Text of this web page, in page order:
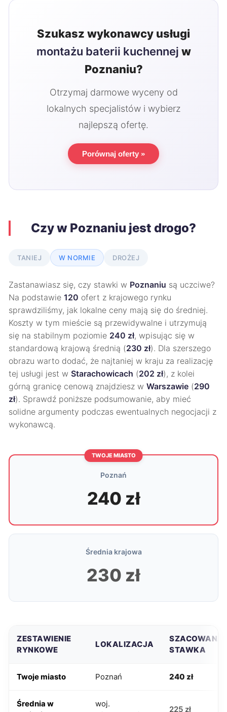
Szukasz wykonawcy usługi
montażu baterii kuchennej w
Poznaniu?
Otrzymaj darmowe wyceny od
lokalnych specjalistów i wybierz
najlepszą ofertę.
Porównaj oferty »
Czy w Poznaniu jest drogo?
TANIEJ W NORMIE DROŻEJ
Zastanawiasz się, czy stawki w Poznaniu są uczciwe?
Na podstawie 120 ofert z krajowego rynku
sprawdziliśmy, jak lokalne ceny mają się do średniej.
Koszty w tym mieście są przewidywalne i utrzymują
się na stabilnym poziomie 240 zł, wpisując się w
standardową krajową średnią (230 zł). Dla szerszego
obrazu warto dodać, że najtaniej w kraju za realizację
tej usługi jest w Starachowicach (202 zł), z kolei
górną granicę cenową znajdziesz w Warszawie (290
zł). Sprawdź poniższe podsumowanie, aby mieć
solidne argumenty podczas ewentualnych negocjacji z
wykonawcą.
TWOJE MIASTO
Poznań
240 zł
Średnia krajowa
230 zł
ZESTAWIENIE
RYNKOWE
LOKALIZACJA
SZACOWANA
STAWKA
Twoje miasto Poznań 240 zł
Średnia w
woj.
225 zł